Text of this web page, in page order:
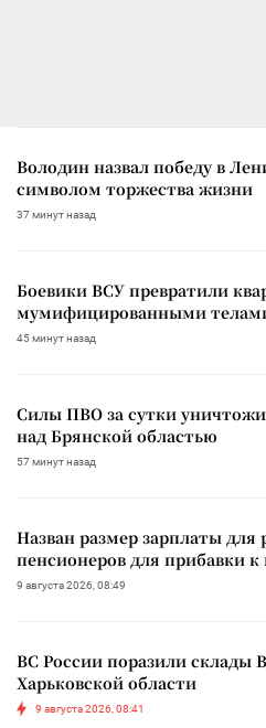
Володин назвал победу в
символом торжества жизни
37 минут назад
Боевики ВСУ превратили
мумифицированными
45 минут назад
Силы ПВО за сутки
над Брянской областью
57 минут назад
Назван размер зарплаты
пенсионеров для прибавки к
9 августа 2026, 08:49
ВС России поразили склады
Харьковской области
9 августа 2026, 08:41